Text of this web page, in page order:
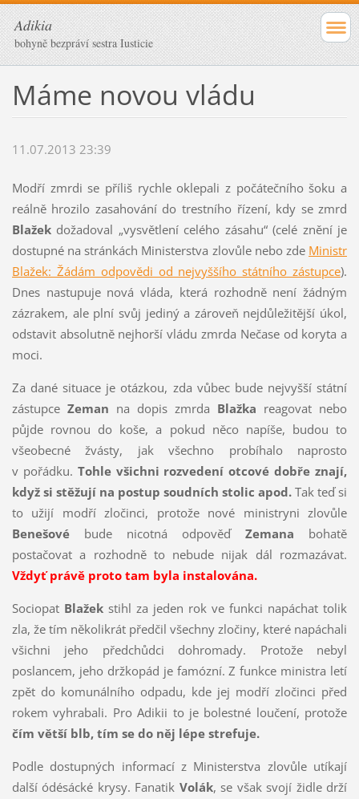
Adikia
bohyně bezpráví sestra Iusticie
Máme novou vládu
11.07.2013 23:39
Modří zmrdi se příliš rychle oklepali z počátečního šoku a
reálně hrozilo zasahování do trestního řízení, kdy se zmrd
Blažekdožadoval „vysvětlení celého zásahu“ (celé znění je
dostupné na stránkách Ministerstva zlovůle nebo zde Ministr
Blažek: Žádám odpovědi od nejvyššího státního zástupce).
Dnes nastupuje nová vláda, která rozhodně není žádným
zázrakem, ale plní svůj jediný a zároveň nejdůležitější úkol,
odstavit absolutně nejhorší vládu zmrda Nečase od koryta a
moci.
Za dané situace je otázkou, zda vůbec bude nejvyšší státní
zástupce Zeman na dopis zmrda Blažka reagovat nebo
půjde rovnou do koše, a pokud něco napíše, budou to
všeobecné žvásty, jak všechno probíhalo naprosto
v pořádku. Tohle všichni rozvedení otcové dobře znají,
když si stěžují na postup soudních stolic apod. Tak teď si
to užijí modří zločinci, protože nové ministryni zlovůle
Benešovébude nicotná odpověďZemana bohatě
postačovat a rozhodně to nebude nijak dál rozmazávat.
Vždyť právě proto tam byla instalována.
Sociopat Blažek stihl za jeden rok ve funkci napáchat tolik
zla, že tím několikrát předčil všechny zločiny, které napáchali
všichni jeho předchůdci dohromady. Protože nebyl
poslancem, jeho držkopád je famózní. Z funkce ministra letí
zpět do komunálního odpadu, kde jej modří zločinci před
rokem vyhrabali. Pro Adikii to je bolestné loučení, protože
čím větší blb, tím se do něj lépe strefuje.
Podle dostupných informací z Ministerstva zlovůle utíkají
další ódésácké krysy. Fanatik Volák, se však svojí židle drží